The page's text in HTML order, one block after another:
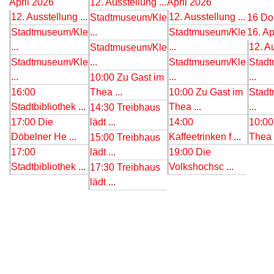
April 2026
12. Ausstellung ...
Stadtmuseum/Kle
...
Stadtmuseum/Kle
...
16:00
Stadtbibliothek ...
17:00 Die
Döbelner He ...
17:00
Stadtbibliothek ...
12. Ausstellung ...
Stadtmuseum/Kle
...
Stadtmuseum/Kle
...
10:00 Zu Gast im
Thea ...
14:30 Treibhaus
lädt ...
15:00 Treibhaus
lädt ...
17:30 Treibhaus
lädt ...
April 2026
12. Ausstellung ...
Stadtmuseum/Kle
...
Stadtmuseum/Kle
...
10:00 Zu Gast im
Thea ...
14:00
Kaffeetrinken f ...
19:00 Die
Volkshochsc ...
16
16.
12.
...
...
Thea